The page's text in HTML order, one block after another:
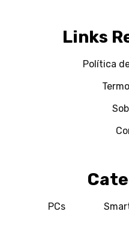
Links
Política
PCs